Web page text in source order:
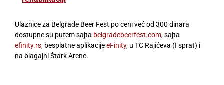
Ulaznice za Belgrade Beer Fest po ceni već od 300 dinara
dostupne su putem sajta belgradebeerfest.com, sajta
efinity.rs, besplatne aplikacijeeFinity, u TC Rajićeva (I sprat) i
na blagajni Štark Arene.